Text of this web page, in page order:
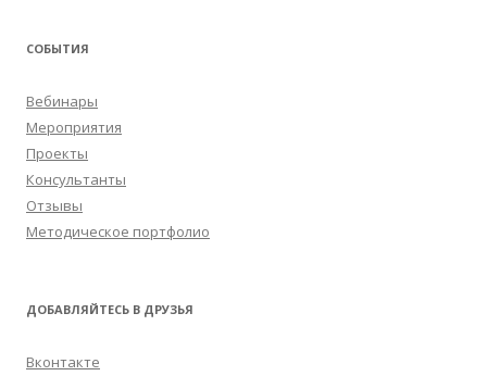
СОБЫТИЯ
Вебинары
Мероприятия
Проекты
Консультанты
Отзывы
Методическое портфолио
ДОБАВЛЯЙТЕСЬ В ДРУЗЬЯ
Вконтакте